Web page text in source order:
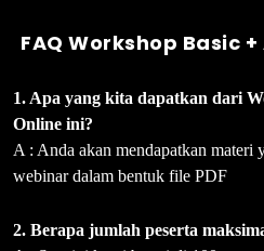
FAQ Workshop Basic
1. Apa yang kita dapatkan dari
Online ini?
A : Anda akan mendapatkan materi
webinar dalam bentuk file PDF
2. Berapa jumlah peserta